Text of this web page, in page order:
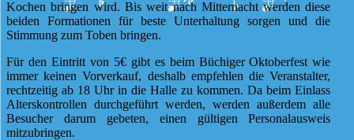
Kochen bringen wird. Bis weit nach Mitternacht werden diese
beiden Formationen für beste Unterhaltung sorgen und die
Stimmung zum Toben bringen.
Für den Eintritt von 5€ gibt es beim Büchiger Oktoberfest wie
immer keinen Vorverkauf, deshalb empfehlen die Veranstalter,
rechtzeitig ab 18 Uhr in die Halle zu kommen. Da beim Einlass
Alterskontrollen durchgeführt werden, werden außerdem alle
Besucher darum gebeten, einen gültigen Personalausweis
mitzubringen.